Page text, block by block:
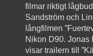
filmar riktigt
Sandström och
långfilmen
Nikon D90. Jonas
visar trailern till